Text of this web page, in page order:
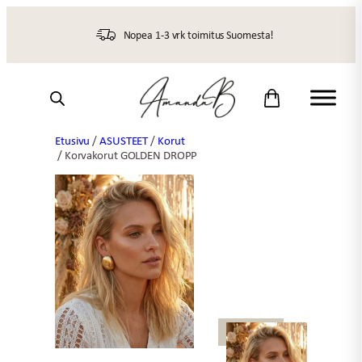
Nopea 1-3 vrk toimitus Suomesta!
Etusivu /ASUSTEET/ Korut
/ Korvakorut GOLDEN DROPP
UUTTA